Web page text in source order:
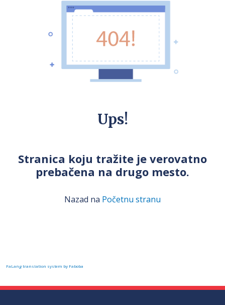
Ups!
Stranica koju tražite je verovatno
prebačena na drugo mesto.
Nazad na Početnu stranu
FaLang translation system by Faboba